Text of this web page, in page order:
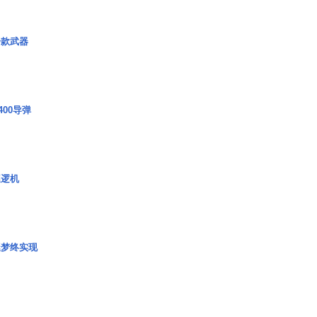
武器
导弹
机
终实现